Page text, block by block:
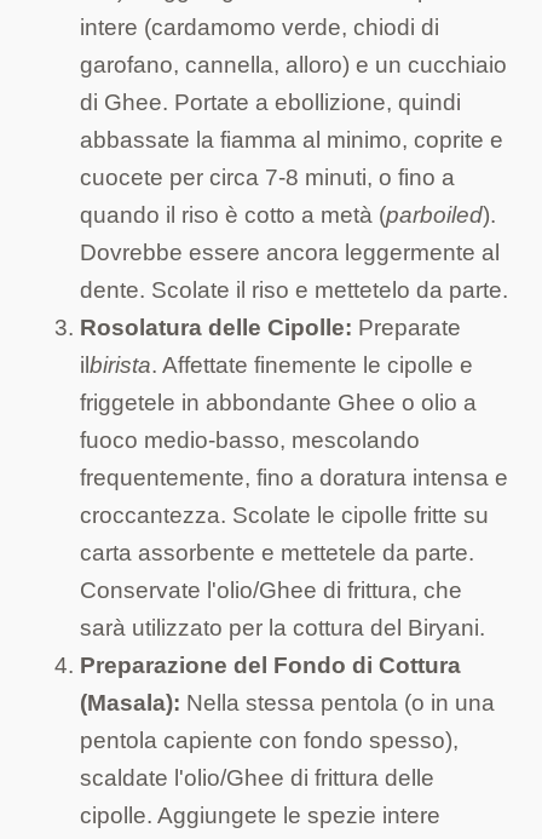
intere (cardamomo verde, chiodi di
garofano, cannella, alloro) e un cucchiaio
di Ghee. Portate a ebollizione, quindi
abbassate la fiamma al minimo, coprite e
cuocete per circa 7-8 minuti, o fino a
quando il riso è cotto a metà (parboiled).
Dovrebbe essere ancora leggermente al
dente. Scolate il riso e mettetelo da parte.
Rosolatura delle Cipolle: Preparate
il birista. Affettate finemente le cipolle e
friggetele in abbondante Ghee o olio a
fuoco medio-basso, mescolando
frequentemente, fino a doratura intensa e
croccantezza. Scolate le cipolle fritte su
carta assorbente e mettetele da parte.
Conservate l'olio/Ghee di frittura, che
sarà utilizzato per la cottura del Biryani.
Preparazione del Fondo di Cottura
(Masala): Nella stessa pentola (o in una
pentola capiente con fondo spesso),
scaldate l'olio/Ghee di frittura delle
cipolle. Aggiungete le spezie intere